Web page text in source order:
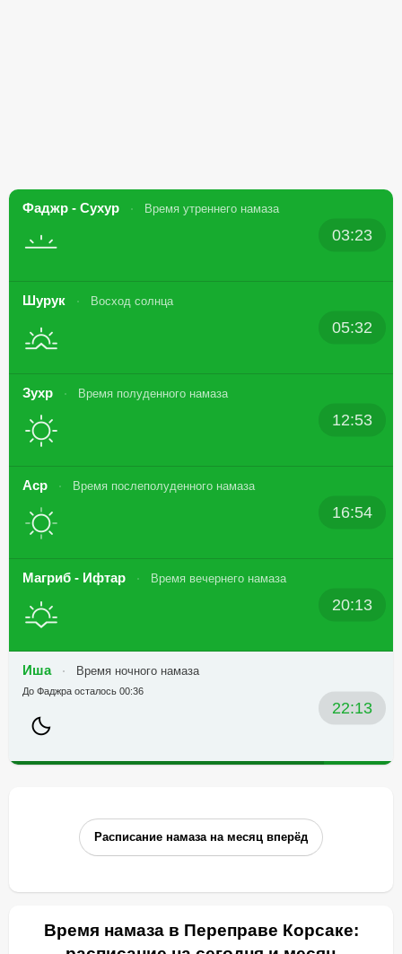
Фаджр - Сухур Время утреннего намаза
03:23
Шурук Восход солнца
05:32
Зухр Время полуденного намаза
12:53
Аср Время послеполуденного намаза
16:54
Магриб - Ифтар Время вечернего намаза
20:13
Иша Время ночного намаза
22:13
До Фаджра осталось 00:36
Расписание намаза на месяц вперёд
Время намаза в Переправе Корсаке: